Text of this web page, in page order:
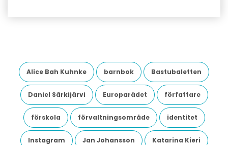
Alice Bah Kuhnke barnbok Bastubaletten
Daniel Särkijärvi Europarådet författare
förskola förvaltningsområde identitet
Instagram Jan Johansson Katarina Kieri